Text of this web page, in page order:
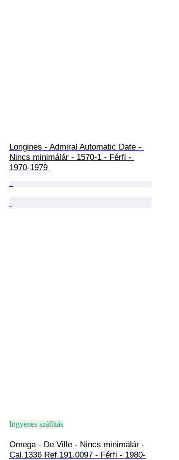
Longines - Admiral Automatic Date -
Nincs minimálár - 1570-1 - Férfi -
1970-1979
Ingyenes szállítás
Omega - De Ville - Nincs minimálár -
Cal.1336 Ref.191.0097 - Férfi - 1980-